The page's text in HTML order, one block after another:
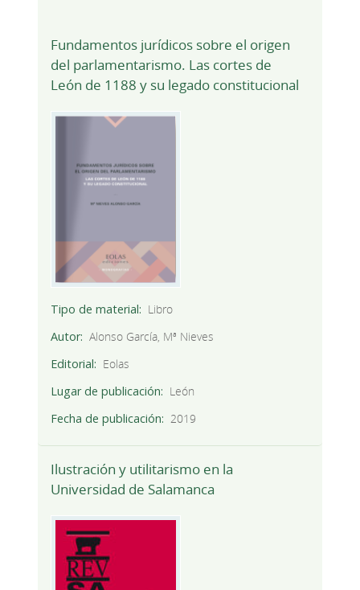
Fundamentos jurídicos sobre el origen
del parlamentarismo. Las cortes de
León de 1188 y su legado constitucional
Tipo de material
Libro
Autor
Alonso García, Mª Nieves
Editorial
Eolas
Lugar de publicación
León
Fecha de publicación
2019
Ilustración y utilitarismo en la
Universidad de Salamanca